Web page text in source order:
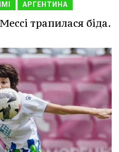
АРГЕНТИНА
трапилася біда.